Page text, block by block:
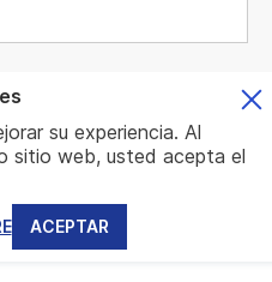
| Powered by
su experiencia. Al
sitio web, usted acepta el
ACEPTAR